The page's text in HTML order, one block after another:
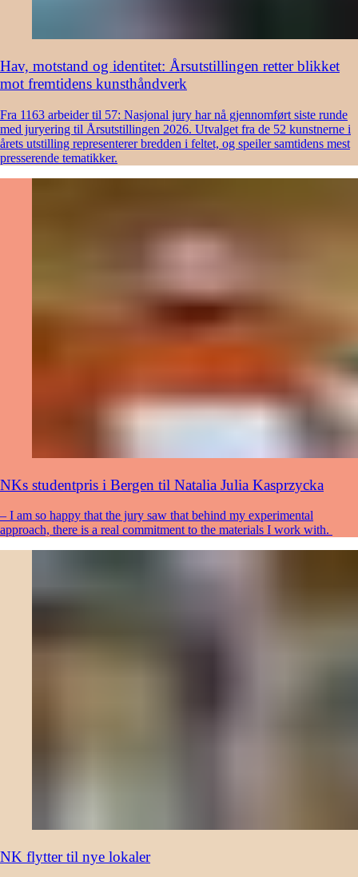
Hav, motstand og identitet: Årsutstillingen retter blikket
mot fremtidens kunsthåndverk
Fra 1163 arbeider til 57: Nasjonal jury har nå gjennomført siste runde
med juryering til Årsutstillingen 2026. Utvalget fra de 52 kunstnerne i
årets utstilling representerer bredden i feltet, og speiler samtidens mest
presserende tematikker.
NKs studentpris i Bergen til Natalia Julia Kasprzycka
– I am so happy that the jury saw that behind my experimental
approach, there is a real commitment to the materials I work with.
NK flytter til nye lokaler